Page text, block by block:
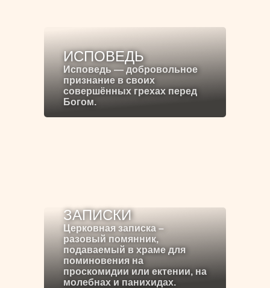
ИСПОВЕДЬ
Исповедь — добровольное
признание в своих
совершённых грехах перед
Богом.
ЗАПИСКИ
Церковная записка –
разовый помянник,
подаваемый в храме для
поминовения на
проскомидии или ектении, на
молебнах и панихидах.